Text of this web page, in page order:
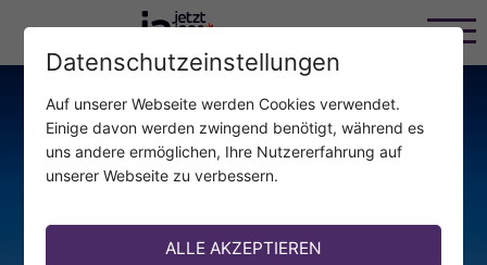
Datenschutzeinstellungen
Auf unserer Webseite werden Cookies verwendet.
Einige davon werden zwingend benötigt, während es
uns andere ermöglichen, Ihre Nutzererfahrung auf
unserer Webseite zu verbessern.
ALLE AKZEPTIEREN